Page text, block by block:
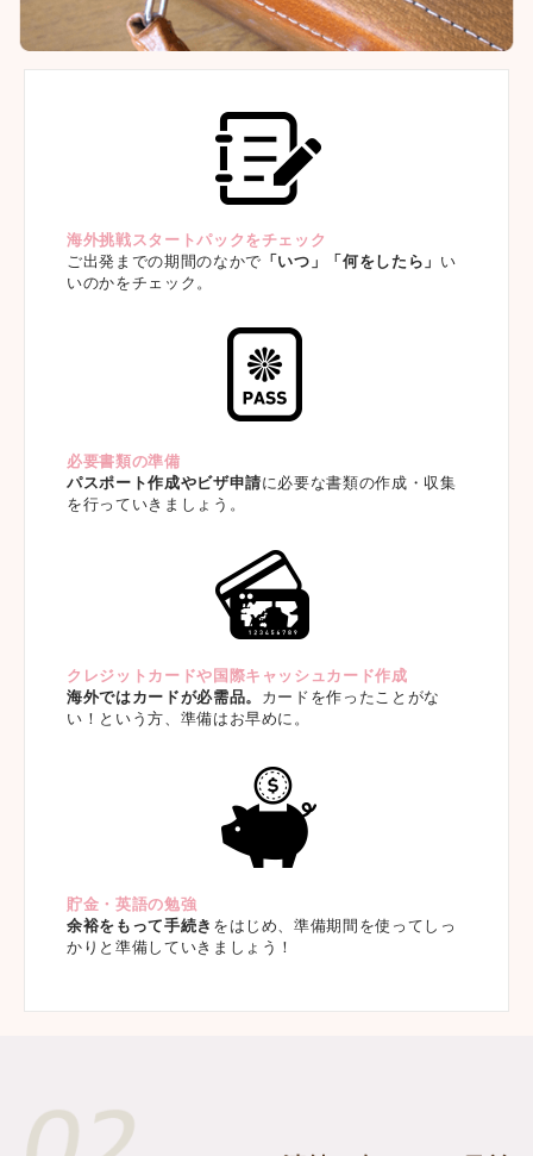
海外挑戦スタートパックをチェック
ご出発までの期間のなかで 「いつ」「何をしたら」 い
いのかをチェック。
必要書類の準備
パスポート作成やビザ申請に必要な書類の作成・収集
を行っていきましょう。
クレジットカードや国際キャッシュカード作成
海外ではカードが必需品。 カードを作ったことがな
い！という方、準備はお早めに。
貯金・英語の勉強
余裕をもって手続き をはじめ、準備期間を使ってしっ
かりと準備していきましょう！